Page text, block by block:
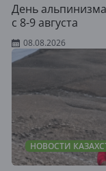
День
с 8-9 августа
08.08.2026
НОВОСТИ